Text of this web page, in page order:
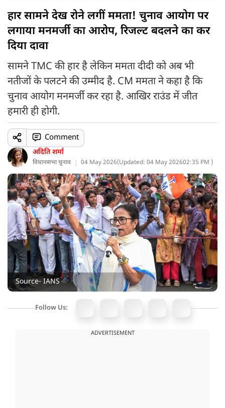
हार सामने देख रोने लगीं ममता! चुनाव आयोग पर
लगाया मनमर्जी का आरोप, रिजल्ट बदलने का कर
दिया दावा
सामने TMC की हार है लेकिन ममता दीदी को अब भी
नतीजों के पलटने की उम्मीद है. CM ममता ने कहा है कि
चुनाव आयोग मनमर्जी कर रहा है. आखिर राउंड में जीत
हमारी ही होगी.
अदिति शर्मा
विधानसभा चुनाव 04 May 2026(Updated: 04 May 202602:35 PM )
Comment
Source- IANS
Follow Us:
ADVERTISEMENT